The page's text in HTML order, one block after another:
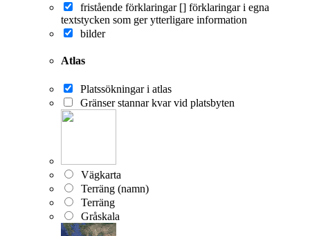
fristående förklaringar [] förklaringar i egna
textstycken som ger ytterligare information
bilder
Atlas
Platssökningar i atlas
Gränser stannar kvar vid platsbyten
Vägkarta
Terräng (namn)
Terräng
Gråskala